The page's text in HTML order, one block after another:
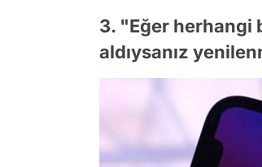
3. "Eğer herhangi
aldıysanız